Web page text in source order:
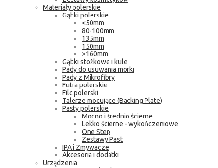
Materiały polerskie
Gąbki polerskie
<50mm
80-100mm
135mm
150mm
>160mm
Gąbki stożkowe i kule
Pady do usuwania morki
Pady z Mikrofibry
Futra polerskie
Filc polerski
Talerze mocujące (Backing Plate)
Pasty polerskie
Mocno i średnio ścierne
Lekko ścierne - wykończeniowe
One Step
Zestawy Past
IPA i Zmywacze
Akcesoria i dodatki
Urządzenia